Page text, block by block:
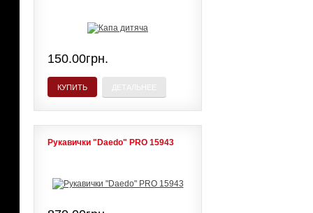
150.00грн.
КУПИТЬ
Рукавички "Daedo" PRO 15943